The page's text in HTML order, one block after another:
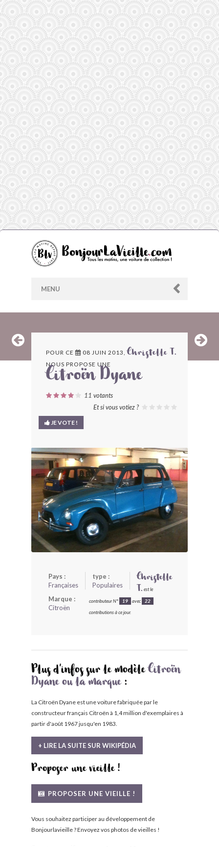
MENU
ARCHIVES
LES CONTRIBUTEURS
LE BLOG
BONJOURLAVIEILLE ?
MODÈLES ET MARQUES
COMMENT FONCTIONNE BLV ?
POUR CE 08 JUIN 2013,Christelle T.
NOUS PROPOSE UNE
Citroën Dyane
11 votants
Et si vous votiez ?
JE VOTE !
Pays :
Françaises
type :
Populaires
Marque :
Citroën
Christelle
T. est le
contributeur N° 19 avec 22
contributions à ce jour.
Plus d'infos sur le modèleCitroën
Dyane ou la marque:
La Citroën Dyane est une voiture fabriquée par le
constructeur français Citroën à 1,4 million d'exemplaires à
partir d'août 1967 jusqu'en 1983.
+ LIRE LA SUITE SUR WIKIPÉDIA
Proposer une vieille !
PROPOSER UNE VIEILLE !
Vous souhaitez participer au développement de
Bonjourlavieille ? Envoyez vos photos de vieilles !